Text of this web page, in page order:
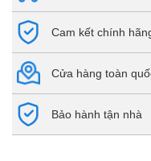
Cam kết chính
Cửa hàng toàn
Bảo hành tận nhà